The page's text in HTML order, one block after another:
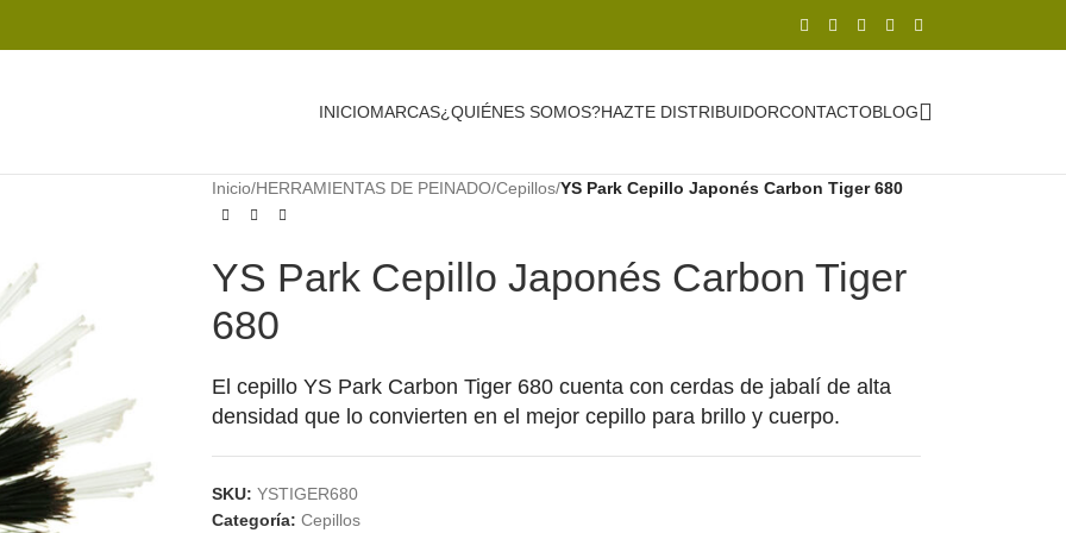
INICIOMARCAS¿QUIÉNES SOMOS?HAZTE DISTRIBUIDORCONTACTOBLOG
Inicio/HERRAMIENTAS DE PEINADO/Cepillos/YS Park Cepillo Japonés Carbon Tiger 680
YS Park Cepillo Japonés Carbon Tiger
680
El cepillo YS Park Carbon Tiger 680 cuenta con cerdas de jabalí de alta
densidad que lo convierten en el mejor cepillo para brillo y cuerpo.
SKU: YSTIGER680
Categoría: Cepillos